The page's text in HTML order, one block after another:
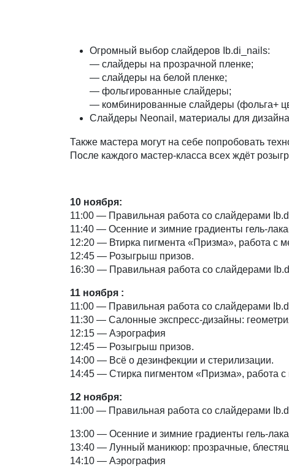
Огромный выбор слайдеров Ib.di_nails:
— слайдеры на прозрачной пленке;
— слайдеры на белой пленке;
— фольгированные слайдеры;
— комбинированные слайдеры (фольга+
Слайдеры Neonail, материалы для
Также мастера могут на себе попробовать
После каждого мастер-класса всех ждёт
10 ноября:
11:00 — Правильная работа со слайдерами
11:40 — Осенние и зимние градиенты гель-
12:20 — Втирка пигмента «Призма», работа с
12:45 — Розыгрыш призов.
16:30 — Правильная работа со слайдерами
11 ноября :
11:00 — Правильная работа со слайдерами
11:30 — Салонные экспресс-дизайны:
12:15 — Аэрография
12:45 — Розыгрыш призов.
14:00 — Всё о дезинфекции и стерилизации.
14:45 — Стирка пигментом «Призма», работа
12 ноября:
11:00 — Правильная работа со слайдерами
13:00 — Осенние и зимние градиенты гель-
13:40 — Лунный маникюр: прозрачные,
14:10 — Аэрография